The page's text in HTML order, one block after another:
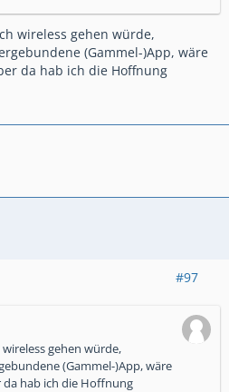
wireless gehen würde,
(Gammel-)App, wäre
da hab ich die Hoffnung
#97
gehen würde,
(Gammel-)App, wäre
da hab ich die Hoffnung